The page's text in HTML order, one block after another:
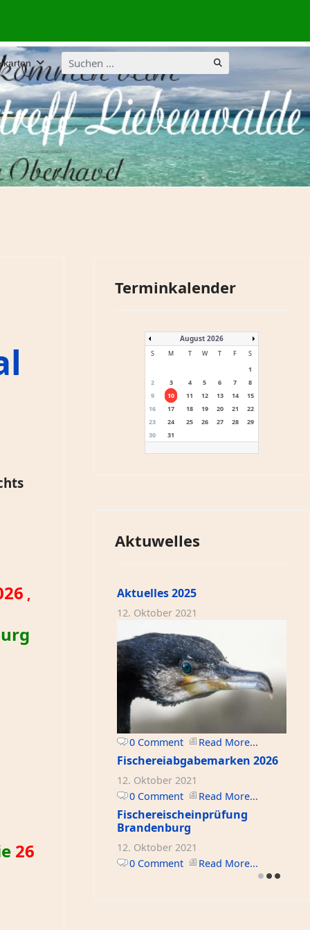
Suchen
...
,
26
Terminkalender
August 2026
S M T W T F
S
1
2
3 4 5 6 7
8
9
10 11 12 13 14
15
16
17 18 19 20 21
22
23
24 25 26 27 28
29
30
31
Aktuwelles
Aktuelles 2025
12. Oktober 2021
0 Comment Read More...
Fischereiabgabemarken 2026
12. Oktober 2021
0 Comment
Read More...
Fischereischeinprüfung
Brandenburg
12. Oktober 2021
0 Comment
Read More...